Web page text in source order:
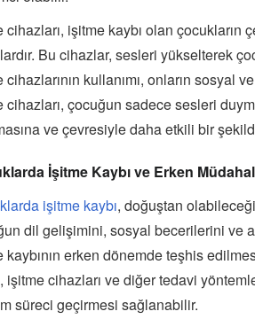
cihazları, işitme kaybı olan
Bu cihazlar, sesleri yükselterek
cihazlarının kullanımı, onların sosyal
cihazları, çocuğun sadece sesleri
ve çevresiyle daha etkili bir
İşitme Kaybı ve Erken
işitme kaybı, doğuştan
dil gelişimini, sosyal becerilerini ve
kaybının erken dönemde teşhis
işitme cihazları ve diğer tedavi
süreci geçirmesi sağlanabilir.